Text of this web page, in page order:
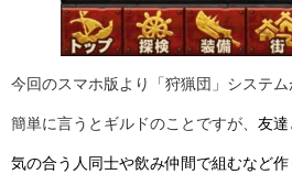
今回のスマホ版より「狩猟団」システム
簡単に言うとギルドのことですが、 友達
気の合う人同士や飲み仲間で組むなど作